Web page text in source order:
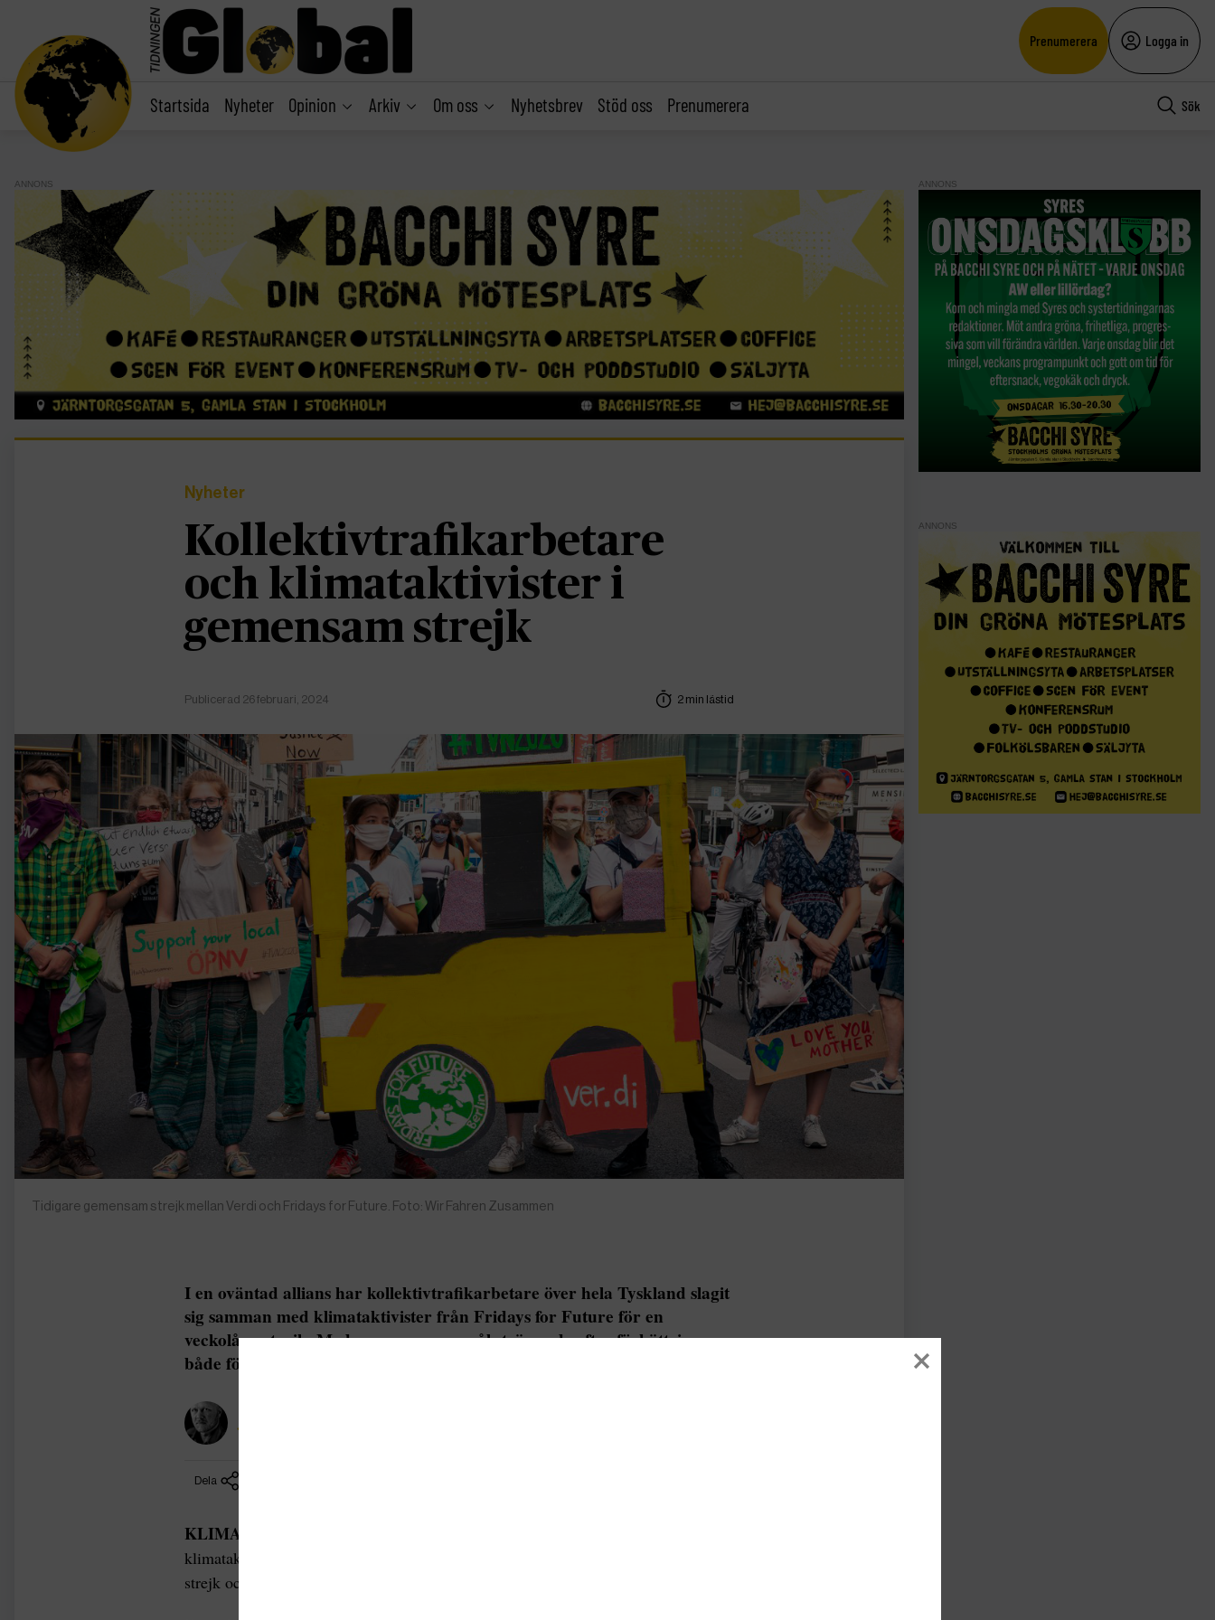
Prenumerera Logga in
Startsida Nyheter Opinion Arkiv Om oss Nyhetsbrev Stöd oss Prenumerera Sök
ANNONS
Nyheter
Kollektivtrafikarbetare
och klimataktivister i
gemensam strejk
Publicerad 26 februari, 2024 2 min lästid
Tidigare gemensam strejk mellan Verdi och Fridays for Future. Foto: Wir Fahren Zusammen
I en oväntad allians har kollektivtrafikarbetare över hela Tyskland slagit
sig samman med klimataktivister från Fridays for Future för en
veckolång strejk. Med gemensamma mål strävar de efter förbättringar
både för miljön och arbetsförhållandena.
Dela
KLIMAT |
klimataktivister för en veckas strejk som kulminerar i en kollektiv landsomfattande
strejk och klimatprotest på fredag.
ANNONS
ANNONS